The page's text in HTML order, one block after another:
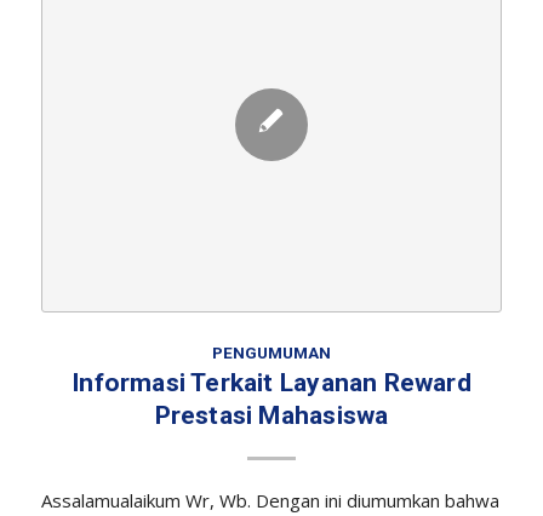
PENGUMUMAN
Informasi Terkait Layanan Reward
Prestasi Mahasiswa
Assalamualaikum Wr, Wb. Dengan ini diumumkan bahwa